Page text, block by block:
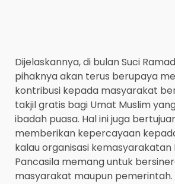
Dijelaskannya, di bulan Suci
pihaknya akan terus berupaya
kontribusi kepada masyarakat
takjil gratis bagi Umat Muslim
ibadah puasa. Hal ini juga
memberikan kepercayaan
kalau organisasi kemasyarakatan
Pancasila memang untuk
masyarakat maupun pemerintah.